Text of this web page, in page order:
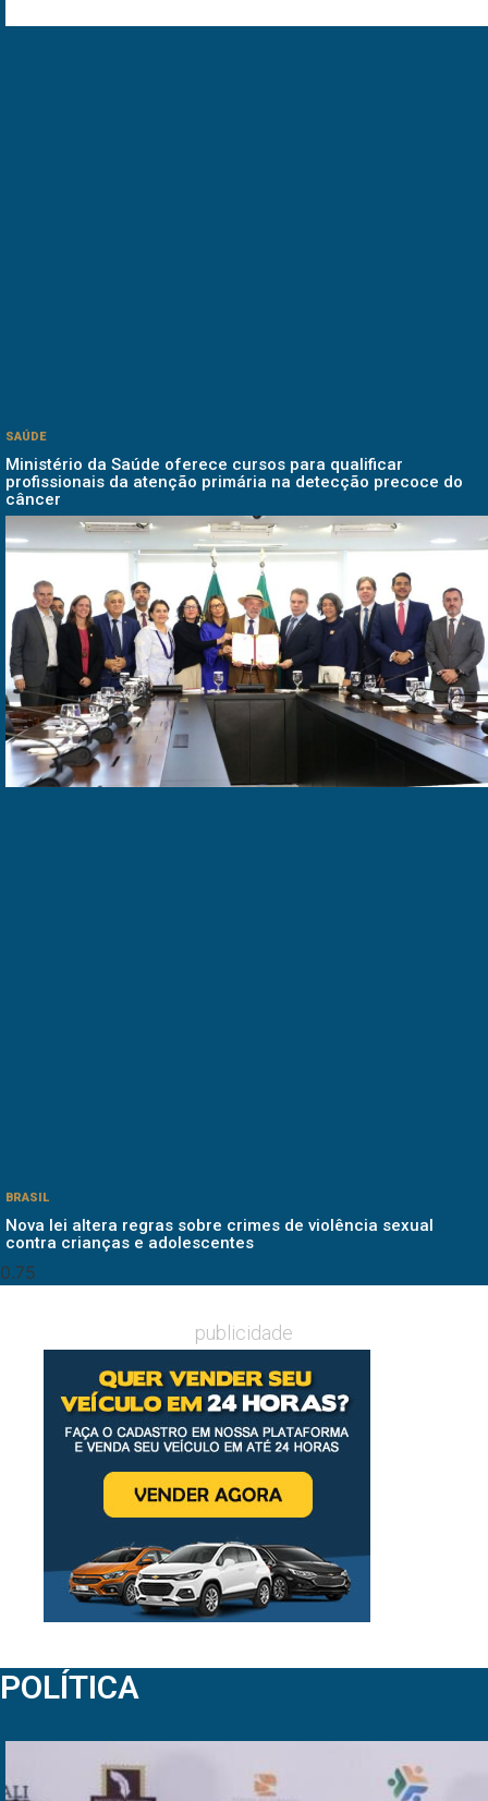
SAÚDE
Ministério da Saúde oferece cursos para qualificar
profissionais da atenção primária na detecção precoce do
câncer
BRASIL
Nova lei altera regras sobre crimes de violência sexual
contra crianças e adolescentes
publicidade
POLÍTICA